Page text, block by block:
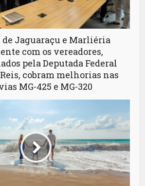
de Jaguaraçu e Marliéria
com os vereadores,
pela Deputada Federal
cobram melhorias nas
MG-425 e MG-320